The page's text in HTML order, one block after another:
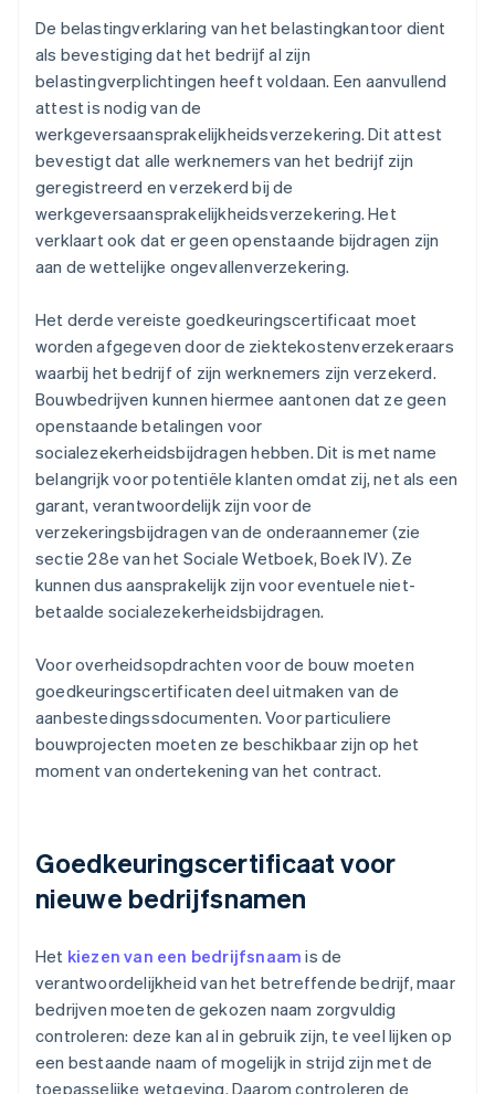
De belastingverklaring van het belastingkantoor dient
als bevestiging dat het bedrijf al zijn
belastingverplichtingen heeft voldaan. Een aanvullend
attest is nodig van de
werkgeversaansprakelijkheidsverzekering. Dit attest
bevestigt dat alle werknemers van het bedrijf zijn
geregistreerd en verzekerd bij de
werkgeversaansprakelijkheidsverzekering. Het
verklaart ook dat er geen openstaande bijdragen zijn
aan de wettelijke ongevallenverzekering.
Het derde vereiste goedkeuringscertificaat moet
worden afgegeven door de ziektekostenverzekeraars
waarbij het bedrijf of zijn werknemers zijn verzekerd.
Bouwbedrijven kunnen hiermee aantonen dat ze geen
openstaande betalingen voor
socialezekerheidsbijdragen hebben. Dit is met name
belangrijk voor potentiële klanten omdat zij, net als een
garant, verantwoordelijk zijn voor de
verzekeringsbijdragen van de onderaannemer (zie
sectie 28e van het Sociale Wetboek, Boek IV). Ze
kunnen dus aansprakelijk zijn voor eventuele niet-
betaalde socialezekerheidsbijdragen.
Voor overheidsopdrachten voor de bouw moeten
goedkeuringscertificaten deel uitmaken van de
aanbestedingssdocumenten. Voor particuliere
bouwprojecten moeten ze beschikbaar zijn op het
moment van ondertekening van het contract.
Goedkeuringscertificaat voor
nieuwe bedrijfsnamen
Het kiezen van een bedrijfsnaam is de
verantwoordelijkheid van het betreffende bedrijf, maar
bedrijven moeten de gekozen naam zorgvuldig
controleren: deze kan al in gebruik zijn, te veel lijken op
een bestaande naam of mogelijk in strijd zijn met de
toepasselijke wetgeving. Daarom controleren de